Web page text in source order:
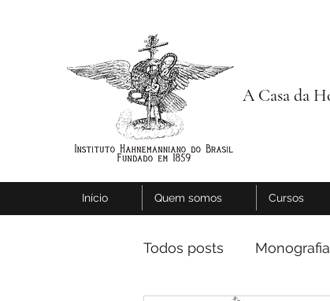
A Casa da
Início Quem somos Cursos
Todos posts